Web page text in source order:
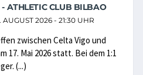
- ATHLETIC CLUB BILBAO
AUGUST 2026 - 21:30 UHR
zwischen Celta Vigo und
17. Mai 2026 statt. Bei dem 1:1
(...)